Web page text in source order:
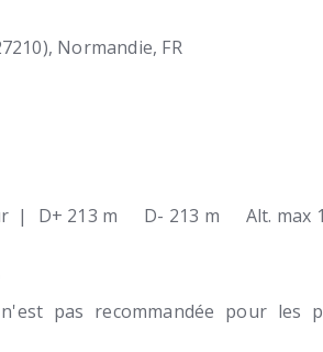
Normandie FR
| D+ 213 m D- 213 m Alt. max
pas recommandée pour les